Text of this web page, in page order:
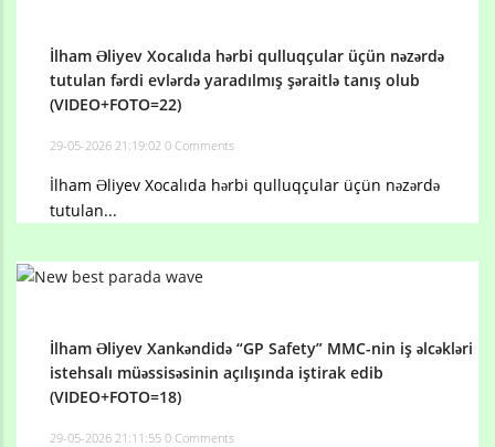
İlham Əliyev Xocalıda hərbi qulluqçular üçün nəzərdə
tutulan fərdi evlərdə yaradılmış şəraitlə tanış olub
(VIDEO+FOTO=22)
29-05-2026 21:19:02 0 Comments
İlham Əliyev Xocalıda hərbi qulluqçular üçün nəzərdə
tutulan...
İlham Əliyev Xankəndidə “GP Safety” MMC-nin iş əlcəkləri
istehsalı müəssisəsinin açılışında iştirak edib
(VIDEO+FOTO=18)
29-05-2026 21:11:55 0 Comments